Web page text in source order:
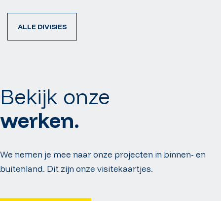
ALLE DIVISIES
Bekijk onze
werken.
We nemen je mee naar onze projecten in binnen- en
buitenland. Dit zijn onze visitekaartjes.